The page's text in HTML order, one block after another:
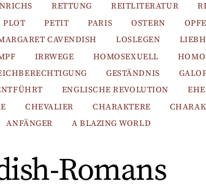
RETTUNG REITLITERATUR
PLOT PETIT PARIS OSTERN
CAVENDISH LOSLEGEN
IRRWEGE HOMOSEXUELL
GESTÄNDNIS
ENGLISCHE REVOLUTION
CHEVALIER CHARAKTERE
ANFÄNGER A BLAZING WORLD
Romans